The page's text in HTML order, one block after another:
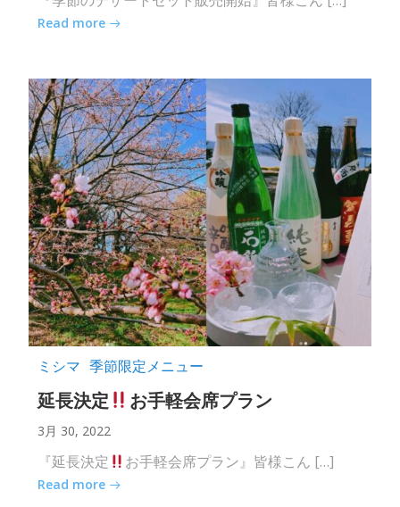
Read more
ミシマ 季節限定メニュー
延長決定 お手軽会席プラン
3月 30, 2022
『延長決定 お手軽会席プラン』皆様こん […]
Read more